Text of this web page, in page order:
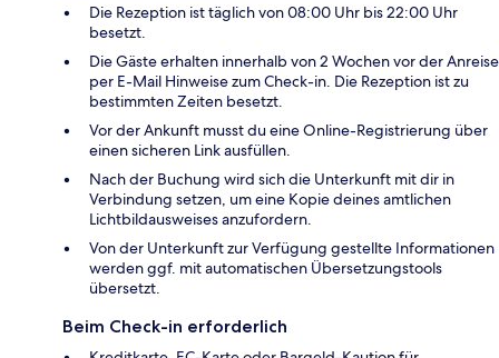
Die Rezeption ist täglich von 08:00 Uhr bis 22:00 Uhr
besetzt.
Die Gäste erhalten innerhalb von 2 Wochen vor der Anreise
per E-Mail Hinweise zum Check-in. Die Rezeption ist zu
bestimmten Zeiten besetzt.
Vor der Ankunft musst du eine Online-Registrierung über
einen sicheren Link ausfüllen.
Nach der Buchung wird sich die Unterkunft mit dir in
Verbindung setzen, um eine Kopie deines amtlichen
Lichtbildausweises anzufordern.
Von der Unterkunft zur Verfügung gestellte Informationen
werden ggf. mit automatischen Übersetzungstools
übersetzt.
Beim Check-in erforderlich